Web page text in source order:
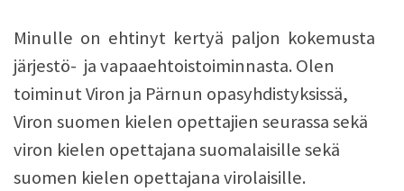
Minulle on ehtinyt kertyä paljon kokemusta
järjestö- ja vapaaehtoistoiminnasta. Olen
toiminut Viron ja Pärnun opasyhdistyksissä,
Viron suomen kielen opettajien seurassa sekä
viron kielen opettajana suomalaisille sekä
suomen kielen opettajana virolaisille.